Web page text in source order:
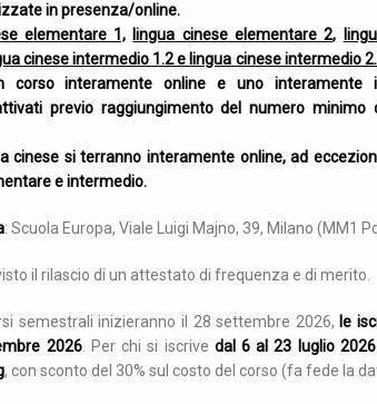
in presenza/online.
elementare 1, lingua cinese elementare 2,
cinese intermedio 1.2 e lingua cinese intermedio
corso interamente online e uno interamente
previo raggiungimento del numero minimo
cinese si terranno interamente online, ad
e intermedio.
: Scuola Europa, Viale Luigi Majno, 39, Milano (MM1
il rilascio di un attestato di frequenza e di merito.
semestrali inizieranno il 28 settembre 2026, le
2026. Per chi si iscrive dal 6 al 23 luglio
, con sconto del 30% sul costo del corso (fa fede la